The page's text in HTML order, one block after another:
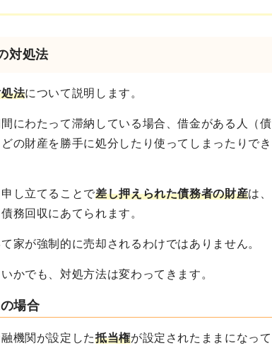
対処法
法について説明します。
にわたって滞納している場合、借金がある人（債
の財産を勝手に処分したり使ってしまったりでき
し立てることで差し押えられた債務者の財産は、
務回収にあてられます。
家が強制的に売却されるわけではありません。
かでも、対処方法は変わってきます。
場合
機関が設定した抵当権が設定されたままになって